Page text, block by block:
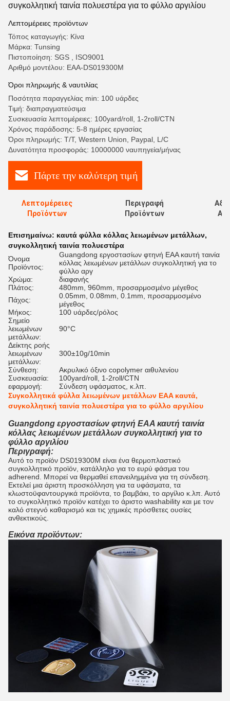
συγκολλητική ταινία πολυεστέρα για το φύλλο αργιλίου
Λεπτομέρειες προϊόντων
Τόπος καταγωγής: Κίνα
Μάρκα: Tunsing
Πιστοποίηση: SGS , ISO9001
Αριθμό μοντέλου: EAA-DS019300M
Όροι πληρωμής & ναυτιλίας
Ποσότητα παραγγελίας min: 100 υάρδες
Τιμή: διαπραγματεύσιμα
Συσκευασία λεπτομέρειες: 100yard/roll, 1-2roll/CTN
Χρόνος παράδοσης: 5-8 ημέρες εργασίας
Όροι πληρωμής: T/T, Western Union, Paypal, L/C
Δυνατότητα προσφοράς: 10000000 ναυπηγεία/μήνας
Πάρτε την καλύτερη τιμή
Λεπτομέρειες
Προϊόντων
Περιγραφή
Προϊόντων
Επισημαίνω: καυτά φύλλα κόλλας λειωμένων μετάλλων,
συγκολλητική ταινία πολυεστέρα
Όνομα
Προϊόντος:
Guangdong εργοστασίων φτηνή EAA καυτή ταινία
κόλλας λειωμένων μετάλλων συγκολλητική για το
φύλλο αργ
Χρώμα:
διαφανής
Πλάτος:
480mm, 960mm, προσαρμοσμένο μέγεθος
Πάχος:
0.05mm, 0.08mm, 0.1mm, προσαρμοσμένο
μέγεθος
Μήκος:
100 υάρδες/ρόλος
Σημείο
λειωμένων
μετάλλων:
90°C
Δείκτης ροής
λειωμένων
μετάλλων:
300±10g/10min
Σύνθεση:
Ακρυλικό όξινο copolymer αιθυλενίου
Συσκευασία:
100yard/roll, 1-2roll/CTN
εφαρμογή:
Σύνδεση υφάσματος, κ.λπ.
Συγκολλητικά φύλλα λειωμένων μετάλλων EAA καυτά,
συγκολλητική ταινία πολυεστέρα για το φύλλο αργιλίου
Guangdong εργοστασίων φτηνή EAA καυτή ταινία
κόλλας λειωμένων μετάλλων συγκολλητική για το
φύλλο αργιλίου
Περιγραφή:
Αυτό το προϊόν DS019300M είναι ένα θερμοπλαστικό
συγκολλητικό προϊόν, κατάλληλο για το ευρύ φάσμα του
adherend. Μπορεί να θερμαθεί επανειλημμένα για τη σύνδεση.
Εκτελεί μια άριστη προσκόλληση για τα υφάσματα, τα
κλωστοϋφαντουργικά προϊόντα, το βαμβάκι, το αργίλιο κ.λπ. Αυτό
το συγκολλητικό προϊόν κατέχει το άριστο washability και με τον
καλό στεγνό καθαρισμό και τις χημικές πρόσθετες ουσίες
ανθεκτικούς.
Εικόνα προϊόντων: